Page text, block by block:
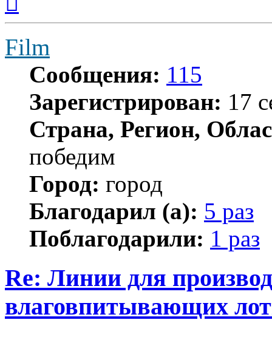
началу
Film
Сообщения: 115
Зарегистрирован: 17
Страна, Регион,
победим
Город: город
Благодарил (а): 5 раз
Поблагодарили: 1 раз
Re: Линии для
влаговпитывающих